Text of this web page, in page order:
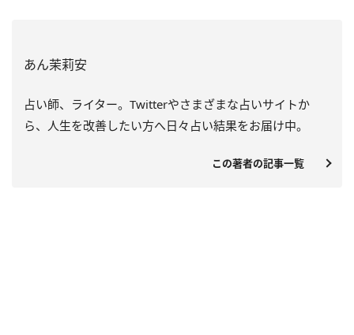
あん茉莉安
占い師、ライター。Twitterやさまざまな占いサイトか
ら、人生を改善したい方へ日々占い結果をお届け中。
この著者の記事一覧